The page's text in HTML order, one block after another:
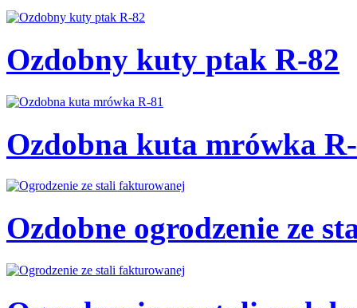
Ozdobny kuty ptak R-82
Ozdobna kuta mrówka
Ozdobne ogrodzenie ze